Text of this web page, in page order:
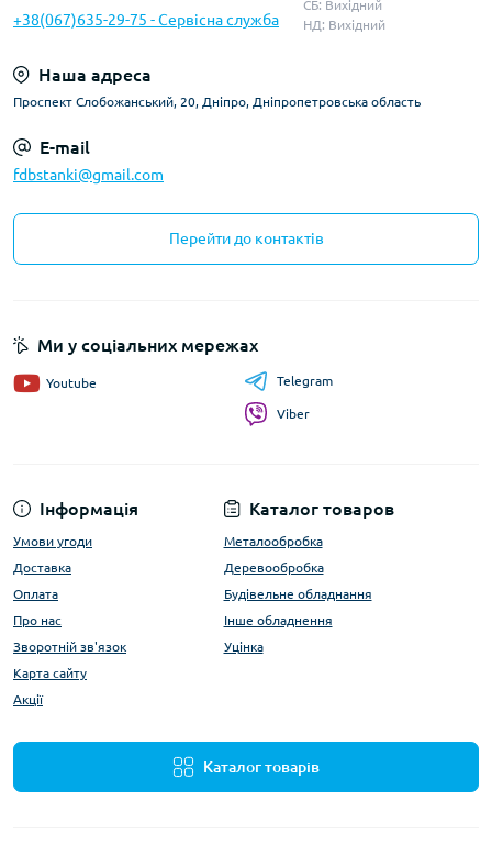
+38(067)635-29-75 - Сервісна служба
СБ: Вихідний
НД: Вихідний
Наша адреса
Проспект Слобожанський, 20, Дніпро, Дніпропетровська область
E-mail
fdbstanki@gmail.com
Перейти до контактів
Інформація
Умови угоди
Доставка
Оплата
Про нас
Зворотній зв'язок
Карта сайту
Акції
Каталог товаров
Металообробка
Деревообробка
Будівельне обладнання
Інше обладнення
Уцінка
Каталог товарів
Ми у соціальних мережах
Youtube Telegram
Viber